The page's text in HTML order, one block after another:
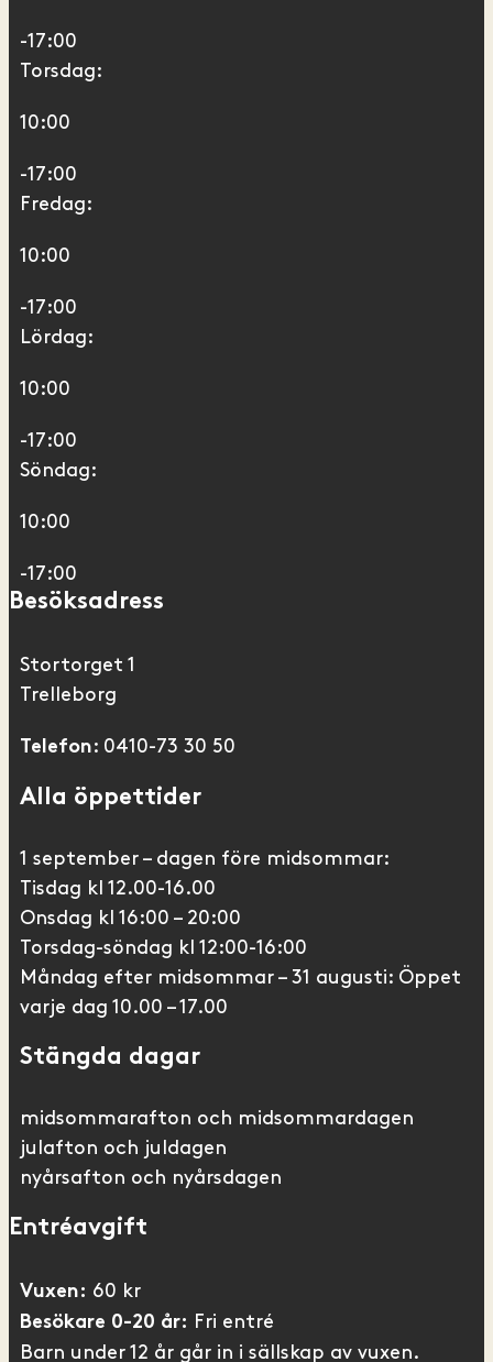
-17:00
Torsdag:
10:00
-17:00
Fredag:
10:00
-17:00
Lördag:
10:00
-17:00
Söndag:
10:00
-17:00
Besöksadress
Stortorget 1
Trelleborg
Telefon: 0410-73 30 50
Alla öppettider
1 september – dagen före midsommar:
Tisdag kl 12.00-16.00
Onsdag kl 16:00 – 20:00
Torsdag-söndag kl 12:00-16:00
Måndag efter midsommar – 31 augusti: Öppet
varje dag 10.00 – 17.00
Stängda dagar
midsommarafton och midsommardagen
julafton och juldagen
nyårsafton och nyårsdagen
Entréavgift
Vuxen: 60 kr
Besökare 0-20 år: Fri entré
Barn under 12 år går in i sällskap av vuxen.